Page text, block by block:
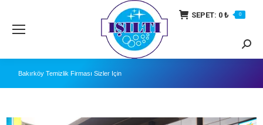
SEPET: 0 ₺ 0
Bakırköy Temizlik Firması Sizler İçin